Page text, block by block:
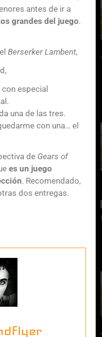
antes de ir a
grandes del juego.
Berserker Lambent,
especial
una de las tres.
con una… el
de Gears of
es un juego
. Recomendado,
dos entregas.